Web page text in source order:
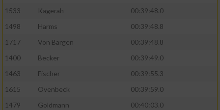
1533
Kagerah
00:39:48.0
1498
Harms
00:39:48.8
1717
Von Bargen
00:39:48.8
1400
Becker
00:39:49.0
1463
Fischer
00:39:55.3
1615
Ovenbeck
00:39:59.0
1479
Goldmann
00:40:03.0
Geräte anhand von aktiv angeforderten
Nicht-IAB-Verarbeitungszwecke:
Notwendig
Performance